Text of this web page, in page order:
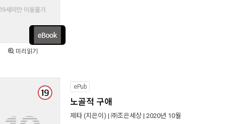
미리읽기
ePub
노골적 구애
제타 (지은이) | ㈜조은세상 | 2020년 10월